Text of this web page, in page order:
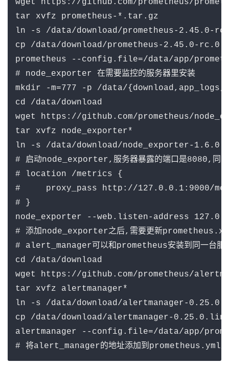
wget https://github.com/prometheus/
tar xvfz prometheus-*.tar.gz
ln -s /data/download/prometheus-2.45.0-
cp /data/download/prometheus-2.45.0-
prometheus --config.file=/data/app/
# node_exporter 在需要监控的服务器里安装
mkdir -m=777 -p /data/
cd /data/download
wget https://github.com/prometheus/
tar xvfz node_exporter*
ln -s /data/download/node_exporter-
# 启动node_exporter,服务器暴露的端口是8080,同
# location /metrics {
#     proxy_pass http://127.0.0.1:9000/
# }
node_exporter --web.listen-address
# 添加node_exporter之后,需要更新
# alert_manager可以和prometheus安装到同一台服
cd /data/download
wget https://github.com/prometheus/
tar xvfz alertmanager*
ln -s /data/download/alertmanager-
cp /data/download/alertmanager-
alertmanager --config.file=/data/app/
# 将alert_manager的地址添加到